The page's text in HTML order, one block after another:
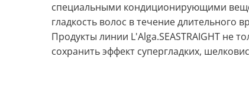
специальными кондиционирующими
гладкость волос в течение длительного
Продукты линии L'Alga.SEASTRAIGHT не
сохранить эффект супергладких,